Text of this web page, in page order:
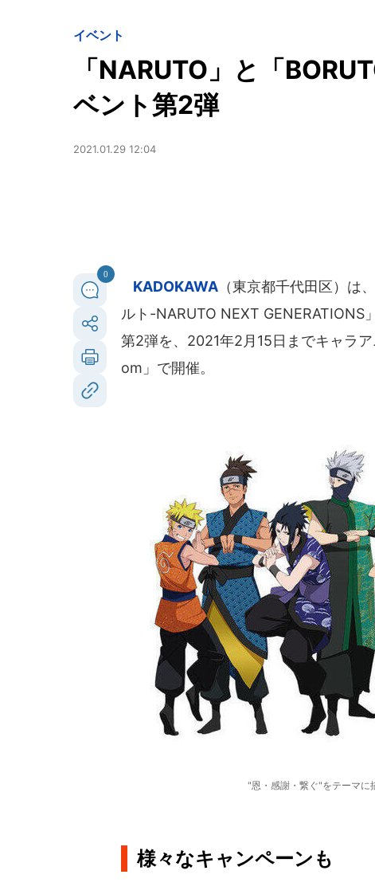
イベント
「NARUTO」と「
ベント第2弾
2021.01.29 12:04
0
KADOKAWA （東京都千代田区）は
ルト-NARUTO NEXT GENERATIONS
第2弾を、2021年2月15日までキャラ
om」で開催。
"恩・感謝・繋ぐ"をテーマに
様々なキャンペーンも